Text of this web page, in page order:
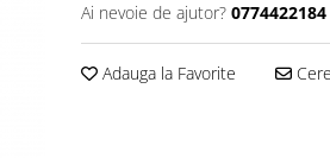
Ai nevoie de ajutor? 0774422184
Adauga la Favorite